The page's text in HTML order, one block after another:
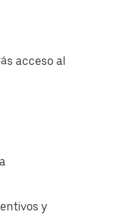
acceso al
y